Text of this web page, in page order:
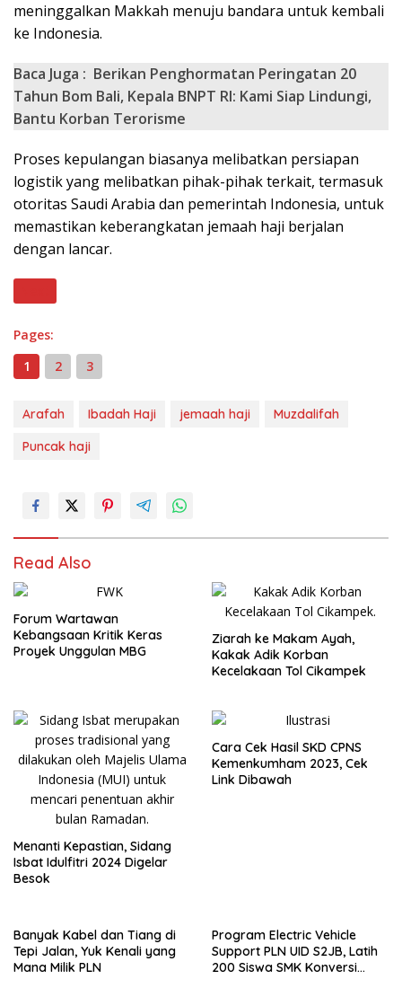
meninggalkan Makkah menuju bandara untuk kembali
ke Indonesia.
Baca Juga : Berikan Penghormatan Peringatan 20
Tahun Bom Bali, Kepala BNPT RI: Kami Siap Lindungi,
Bantu Korban Terorisme
Proses kepulangan biasanya melibatkan persiapan
logistik yang melibatkan pihak-pihak terkait, termasuk
otoritas Saudi Arabia dan pemerintah Indonesia, untuk
memastikan keberangkatan jemaah haji berjalan
dengan lancar.
Pages:
1
2 3
Arafah Ibadah Haji jemaah haji
Muzdalifah
Puncak haji
Read Also
Forum Wartawan
Kebangsaan Kritik Keras
Proyek Unggulan MBG
Ziarah ke Makam Ayah,
Kakak Adik Korban
Kecelakaan Tol Cikampek
Menanti Kepastian, Sidang
Isbat Idulfitri 2024 Digelar
Besok
Cara Cek Hasil SKD CPNS
Kemenkumham 2023, Cek
Link Dibawah
Banyak Kabel dan Tiang di
Tepi Jalan, Yuk Kenali yang
Mana Milik PLN
Program Electric Vehicle
Support PLN UID S2JB, Latih
200 Siswa SMK Konversi